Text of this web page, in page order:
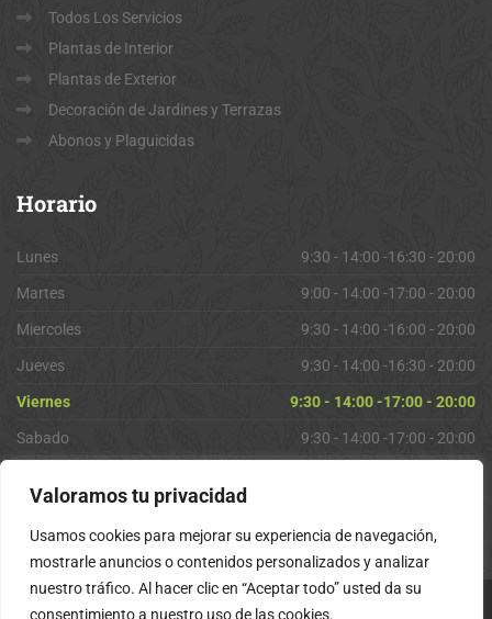
Valoramos tu privacidad
Usamos cookies para mejorar su experiencia de navegación,
mostrarle anuncios o contenidos personalizados y analizar
nuestro tráfico. Al hacer clic en “Aceptar todo” usted da su
consentimiento a nuestro uso de las cookies.
Todos Los Servicios
Plantas de Interior
Plantas de Exterior
Decoración de Jardines y Terrazas
Abonos y Plaguicidas
Horario
Lunes 9:30 - 14:00 -16:30 - 20:00
Martes 9:00 - 14:00 -17:00 - 20:00
Miercoles 9:30 - 14:00 -16:00 - 20:00
Jueves 9:30 - 14:00 -16:30 - 20:00
Viernes 9:30 - 14:00 -17:00 - 20:00
Sabado 9:30 - 14:00 -17:00 - 20:00